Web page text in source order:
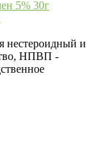
нестероидный и
НПВП -